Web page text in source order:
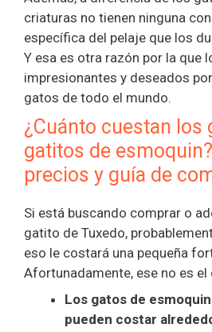
criaturas no tienen ninguna
específica del pelaje que los
Y esa es otra razón por la que
impresionantes y deseados
gatos de todo el mundo.
¿Cuánto cuestan los
gatitos de
precios y guía de
Si está buscando comprar o
gatito de Tuxedo,
eso le costará una pequeña
Afortunadamente, ese no es el
Los gatos de
pueden costar